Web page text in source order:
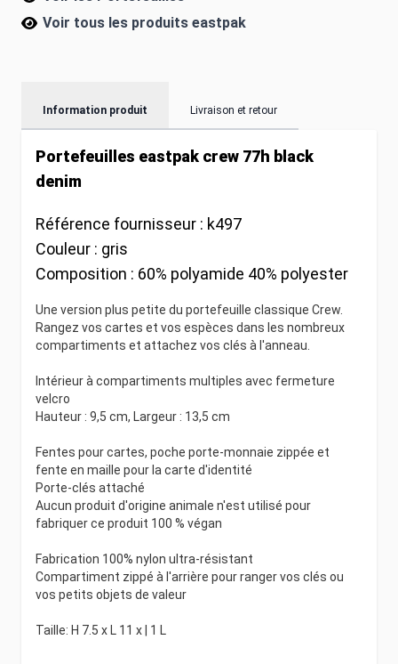
Voir tous les produits eastpak
Information produit Livraison et retour
Portefeuilles eastpak crew 77h black
denim
Référence fournisseur : k497
Couleur : gris
Composition : 60% polyamide 40% polyester
Une version plus petite du portefeuille classique Crew.
Rangez vos cartes et vos espèces dans les nombreux
compartiments et attachez vos clés à l'anneau.
Intérieur à compartiments multiples avec fermeture
velcro
Hauteur : 9,5 cm, Largeur : 13,5 cm
Fentes pour cartes, poche porte-monnaie zippée et
fente en maille pour la carte d'identité
Porte-clés attaché
Aucun produit d'origine animale n'est utilisé pour
fabriquer ce produit 100 % végan
Fabrication 100% nylon ultra-résistant
Compartiment zippé à l'arrière pour ranger vos clés ou
vos petits objets de valeur
Taille: H 7.5 x L 11 x | 1 L